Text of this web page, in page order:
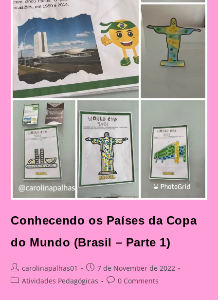
Conhecendo os Países da Copa
do Mundo (Brasil – Parte 1)
Post
author:
carolinapalhas01
Post
published:
7 de November de 2022
PostAtividades Pedagógicas
Post0 Comments